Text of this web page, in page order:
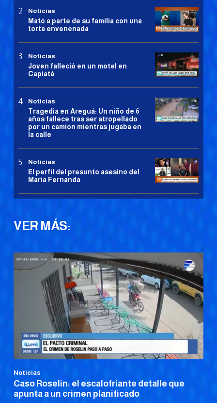
Noticias
Mató a parte de su familia con una
torta envenenada
Noticias
Joven falleció en un motel en
Capiatá
Noticias
Tragedia en Areguá: Un niño de 6
años fallece tras ser atropellado
por un camión mientras jugaba en
la calle
Noticias
El perfil del presunto asesino del
María Fernanda
VER MÁS:
Noticias
Caso Roselin: el escalofriante detalle que
apunta a un crimen planificado